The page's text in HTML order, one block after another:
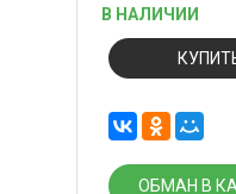
В НАЛИЧИИ
ОБМАН В